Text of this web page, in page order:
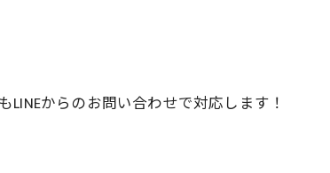
からのお問い合わせで対応します！